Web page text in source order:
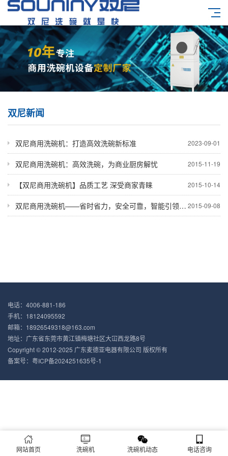
双尼新闻
2023-09-01
双尼商用洗碗机：打造高效洗碗新标准
2015-11-19
双尼商用洗碗机：高效洗碗，为商业厨房解忧
2015-10-14
【双尼商用洗碗机】品质工艺 深受商家青睐
2015-09-08
双尼商用洗碗机——省时省力，安全可靠，智能引领未来
电话：4006-881-186
手机：18124095592
邮箱：18926549318@163.com
地址：广东省东莞市黄江镇梅塘社区大冚西龙路8号
Copyright © 2012-2025 广东麦德亚电器有限公司 版权所有
备案号： 粤ICP备2024251635号-1
网站首页 洗碗机 洗碗机动态 电话咨询